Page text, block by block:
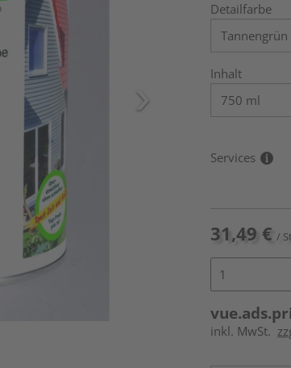
Detailfarbe
Inhalt
Services
31,49 € /
inkl. MwSt.